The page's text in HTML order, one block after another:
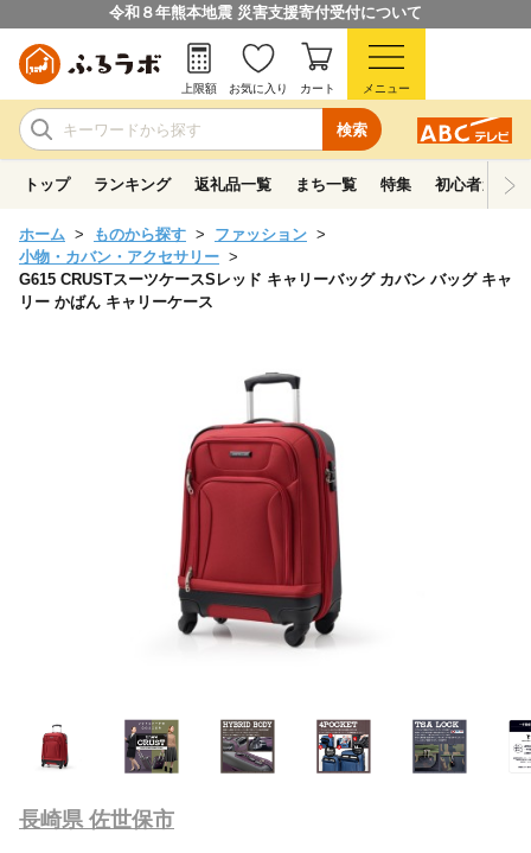
令和８年熊本地震 災害支援寄付受付について
検索
上限額 お気に入り カート メニュー
トップ ランキング 返礼品一覧 まち一覧 特集 初心者ガイド
ホーム ものから探す
ファッション
小物・カバン・アクセサリー
G615 CRUSTスーツケースSレッド キャリーバッグ カバン バッグ キャ
リー かばん キャリーケース
長崎県 佐世保市